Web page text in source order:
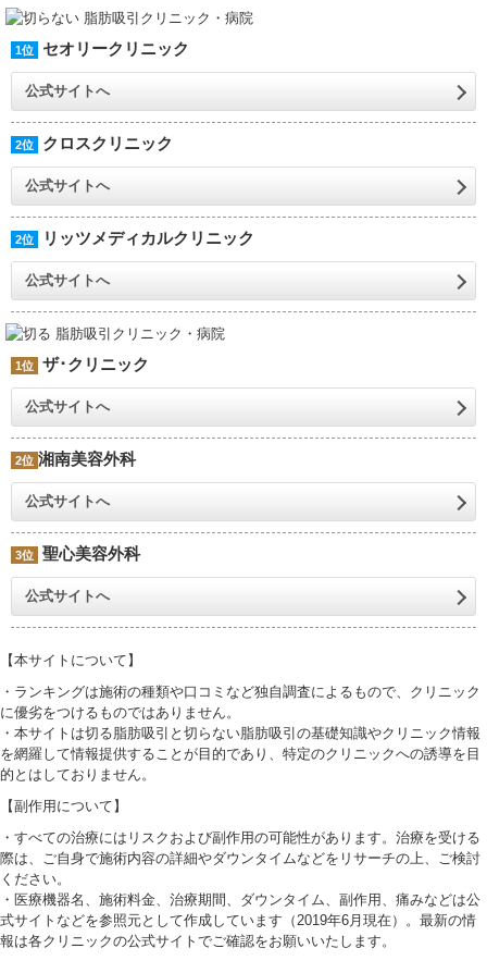
1位 セオリークリニック
公式サイトへ
2位 クロスクリニック
公式サイトへ
2位 リッツメディカルクリニック
公式サイトへ
1位 ザ･クリニック
公式サイトへ
2位 湘南美容外科
公式サイトへ
3位 聖心美容外科
公式サイトへ
【本サイトについて】
・ランキングは施術の種類や口コミなど独自調査によるもので、クリニック
に優劣をつけるものではありません。
・本サイトは切る脂肪吸引と切らない脂肪吸引の基礎知識やクリニック情報
を網羅して情報提供することが目的であり、特定のクリニックへの誘導を目
的とはしておりません。
【副作用について】
・すべての治療にはリスクおよび副作用の可能性があります。治療を受ける
際は、ご自身で施術内容の詳細やダウンタイムなどをリサーチの上、ご検討
ください。
・医療機器名、施術料金、治療期間、ダウンタイム、副作用、痛みなどは公
式サイトなどを参照元として作成しています（2019年6月現在）。最新の情
報は各クリニックの公式サイトでご確認をお願いいたします。